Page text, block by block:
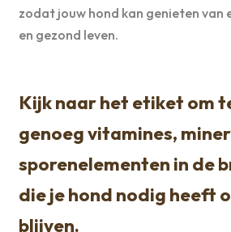
zodat jouw hond kan genieten van
en gezond leven.
Kijk naar het etiket om
genoeg vitamines,
sporenelementen in de
die je hond nodig heeft
blijven.